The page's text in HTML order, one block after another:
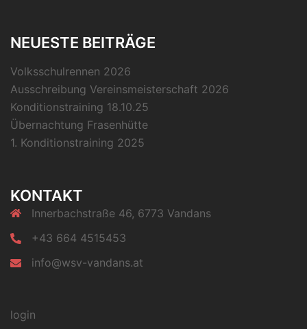
NEUESTE BEITRÄGE
Volksschulrennen 2026
Ausschreibung Vereinsmeisterschaft 2026
Konditionstraining 18.10.25
Übernachtung Frasenhütte
1. Konditionstraining 2025
KONTAKT
Innerbachstraße 46, 6773 Vandans
+43 664 4515453
info@wsv-vandans.at
login